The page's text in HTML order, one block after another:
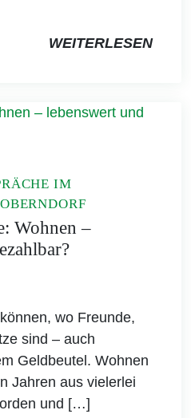
WEITERLESEN
IM
Wohnen –
wo Freunde,
sind – auch
Geldbeutel. Wohnen
Jahren aus vielerlei
und […]